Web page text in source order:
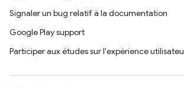
Signaler un bug relatif à la documentation
Google Play support
Participer aux études sur l'expérience